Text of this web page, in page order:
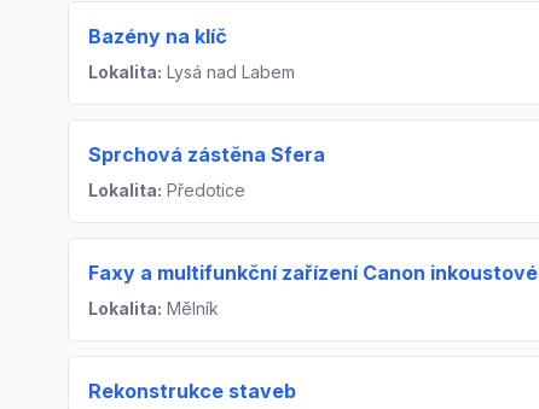
Bazény na klíč
Lokalita: Lysá nad Labem
Sprchová zástěna Sfera
Lokalita: Předotice
Faxy a multifunkční zařízení Canon inkoustové
Lokalita: Mělník
Rekonstrukce staveb